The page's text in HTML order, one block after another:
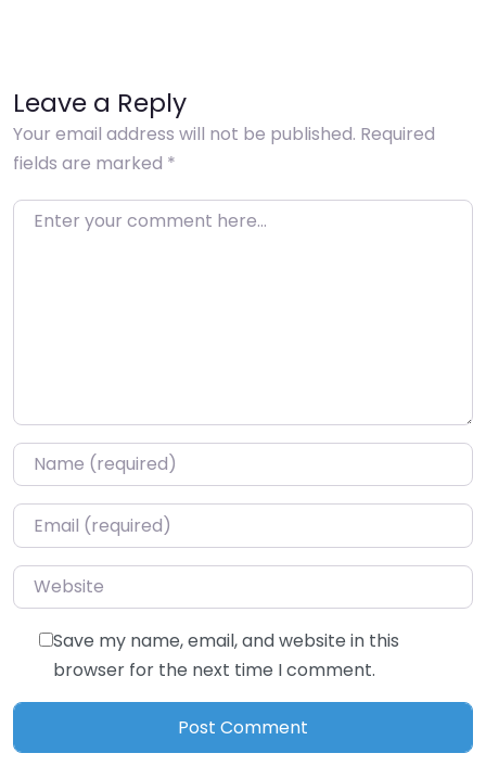
Leave a Reply
Your email address will not be published. Required
fields are marked *
Enter your comment here…
Name*
Email*
Website
Save my name, email, and website in this
browser for the next time I comment.